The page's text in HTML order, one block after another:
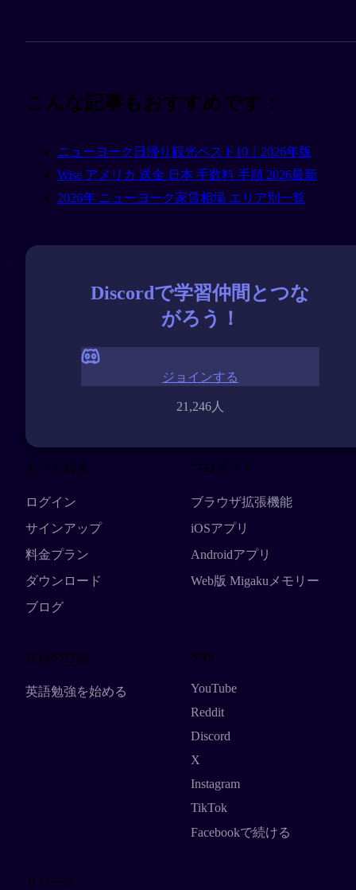
こんな記事もおすすめです：
ニューヨーク日帰り観光ベスト10｜2026年版
Wise アメリカ 送金 日本 手数料 手順 2026最新
2026年 ニューヨーク家賃相場 エリア別一覧
Discordで学習仲間とつな
がろう！
21,246人
ジョインする
もっと知る
ログイン
サインアップ
料金プラン
ダウンロード
ブログ
プロダクト
ブラウザ拡張機能
iOSアプリ
Androidアプリ
Web版 Migakuメモリー
注目の言語
英語勉強を始める
SNS
YouTube
Reddit
Discord
X
Instagram
TikTok
Facebookで続ける
リソース